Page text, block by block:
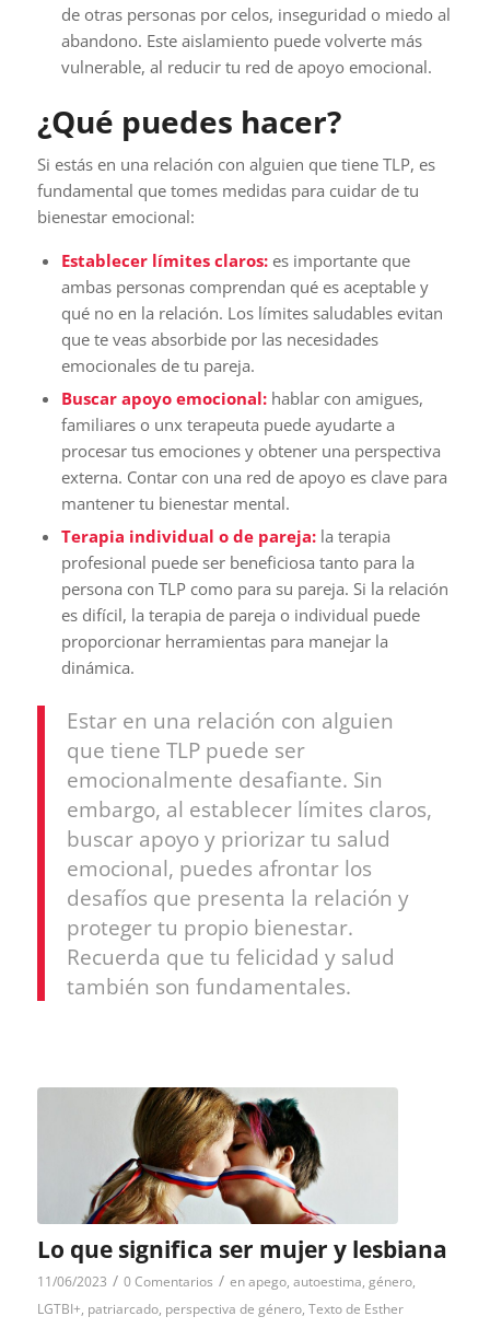
de otras personas por celos, inseguridad o miedo al
abandono. Este aislamiento puede volverte más
vulnerable, al reducir tu red de apoyo emocional.
¿Qué puedes hacer?
Si estás en una relación con alguien que tiene TLP, es
fundamental que tomes medidas para cuidar de tu
bienestar emocional:
Establecer límites claros: es importante que
ambas personas comprendan qué es aceptable y
qué no en la relación. Los límites saludables evitan
que te veas absorbide por las necesidades
emocionales de tu pareja.
Buscar apoyo emocional: hablar con amigues,
familiares o unx terapeuta puede ayudarte a
procesar tus emociones y obtener una perspectiva
externa. Contar con una red de apoyo es clave para
mantener tu bienestar mental.
Terapia individual o de pareja: la terapia
profesional puede ser beneficiosa tanto para la
persona con TLP como para su pareja. Si la relación
es difícil, la terapia de pareja o individual puede
proporcionar herramientas para manejar la
dinámica.
Estar en una relación con alguien
que tiene TLP puede ser
emocionalmente desafiante. Sin
embargo, al establecer límites claros,
buscar apoyo y priorizar tu salud
emocional, puedes afrontar los
desafíos que presenta la relación y
proteger tu propio bienestar.
Recuerda que tu felicidad y salud
también son fundamentales.
Lo que significa ser mujer y lesbiana
11/06/2023 / 0 Comentarios / enapego, autoestima, género,
LGTBI+, patriarcado, perspectiva de género, Texto de Esther